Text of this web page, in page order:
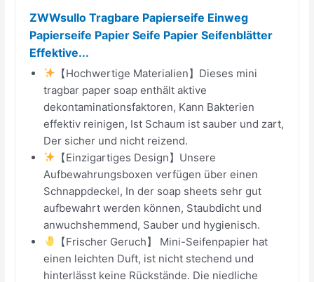
ZWWsullo Tragbare Papierseife Einweg
Papierseife Papier Seife Papier Seifenblätter
Effektive...
【Hochwertige Materialien】Dieses mini
tragbar paper soap enthält aktive
dekontaminationsfaktoren, Kann Bakterien
effektiv reinigen, Ist Schaum ist sauber und zart,
Der sicher und nicht reizend.
【Einzigartiges Design】Unsere
Aufbewahrungsboxen verfügen über einen
Schnappdeckel, In der soap sheets sehr gut
aufbewahrt werden können, Staubdicht und
anwuchshemmend, Sauber und hygienisch.
【Frischer Geruch】 Mini-Seifenpapier hat
einen leichten Duft, ist nicht stechend und
hinterlässt keine Rückstände. Die niedliche